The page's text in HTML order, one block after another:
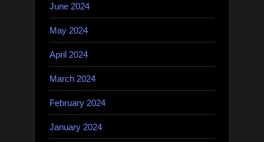
June 2024
May 2024
April 2024
March 2024
February 2024
January 2024